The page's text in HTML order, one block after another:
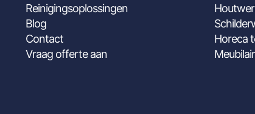
Reinigingsoplossingen
Blog
Contact
Vraag offerte aan
Horeca